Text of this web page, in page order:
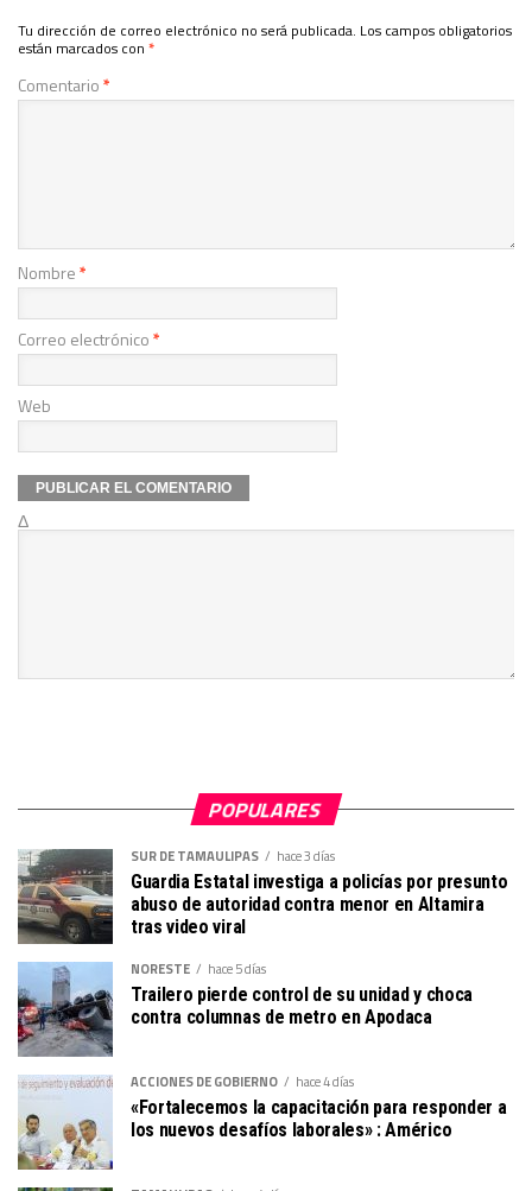
Tu dirección de correo electrónico no será publicada. Los campos obligatorios
están marcados con *
Comentario*
Nombre*
Correo electrónico*
Web
Δ
POPULARES
SUR DE TAMAULIPAS hace 3 días
Guardia Estatal investiga a policías por presunto
abuso de autoridad contra menor en Altamira
tras video viral
NORESTE hace 5 días
Trailero pierde control de su unidad y choca
contra columnas de metro en Apodaca
ACCIONES DE GOBIERNO hace 4 días
«Fortalecemos la capacitación para responder a
los nuevos desafíos laborales» : Américo